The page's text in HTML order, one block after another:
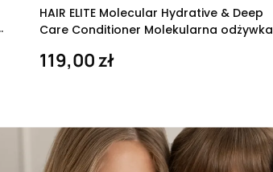
HAIR ELITE Molecular Hydrative & Deep
Care Conditioner Molekularna odżywka
119,00 zł